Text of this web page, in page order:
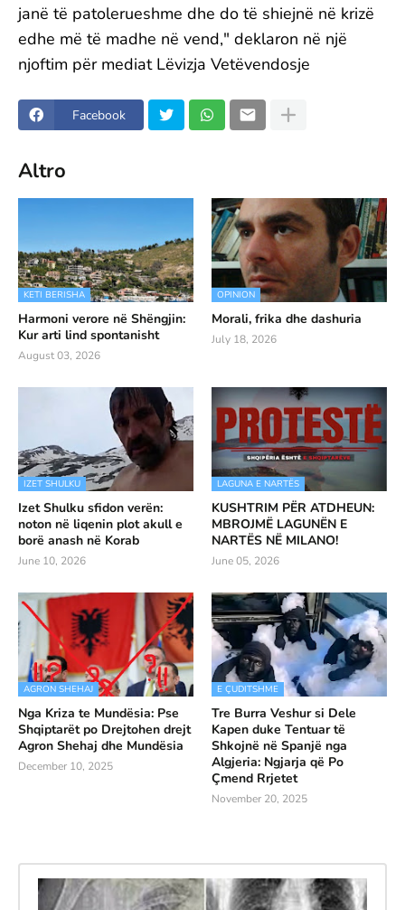
janë të patolerueshme dhe do të shiejnë në krizë
edhe më të madhe në vend," deklaron në një
njoftim për mediat Lëvizja Vetëvendosje
Facebook
Altro
KETI BERISHA
Harmoni verore në Shëngjin:
Kur arti lind spontanisht
August 03, 2026
OPINION
Morali, frika dhe dashuria
July 18, 2026
IZET SHULKU
Izet Shulku sfidon verën:
noton në liqenin plot akull e
borë anash në Korab
June 10, 2026
LAGUNA E NARTËS
KUSHTRIM PËR ATDHEUN:
MBROJMË LAGUNËN E
NARTËS NË MILANO!
June 05, 2026
AGRON SHEHAJ
Nga Kriza te Mundësia: Pse
Shqiptarët po Drejtohen drejt
Agron Shehaj dhe Mundësia
December 10, 2025
E ÇUDITSHME
Tre Burra Veshur si Dele
Kapen duke Tentuar të
Shkojnë në Spanjë nga
Algjeria: Ngjarja që Po
Çmend Rrjetet
November 20, 2025